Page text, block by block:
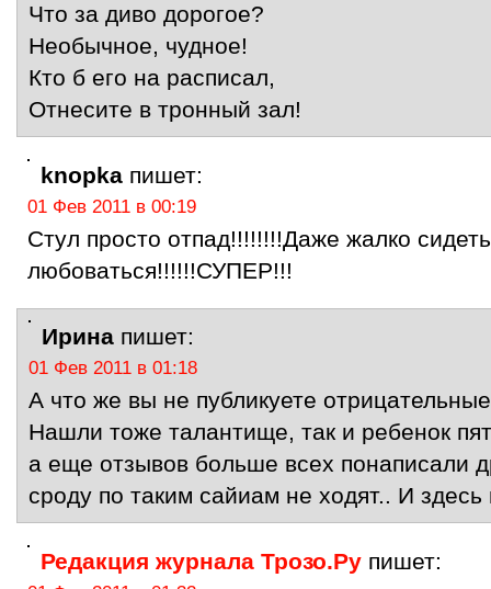
Что за диво дорогое?
Необычное, чудное!
Кто б его на расписал,
Отнесите в тронный зал!
knopka пишет:
01 Фев 2011 в 00:19
Стул просто отпад!!!!!!!!Даже жалко
любоваться!!!!!!СУПЕР!!!
Ирина пишет:
01 Фев 2011 в 01:18
А что же вы не публикуете
Нашли тоже талантище, так и ребенок
а еще отзывов больше всех понаписали
сроду по таким сайиам не ходят.. И
Редакция журнала Трозо.Ру пишет: